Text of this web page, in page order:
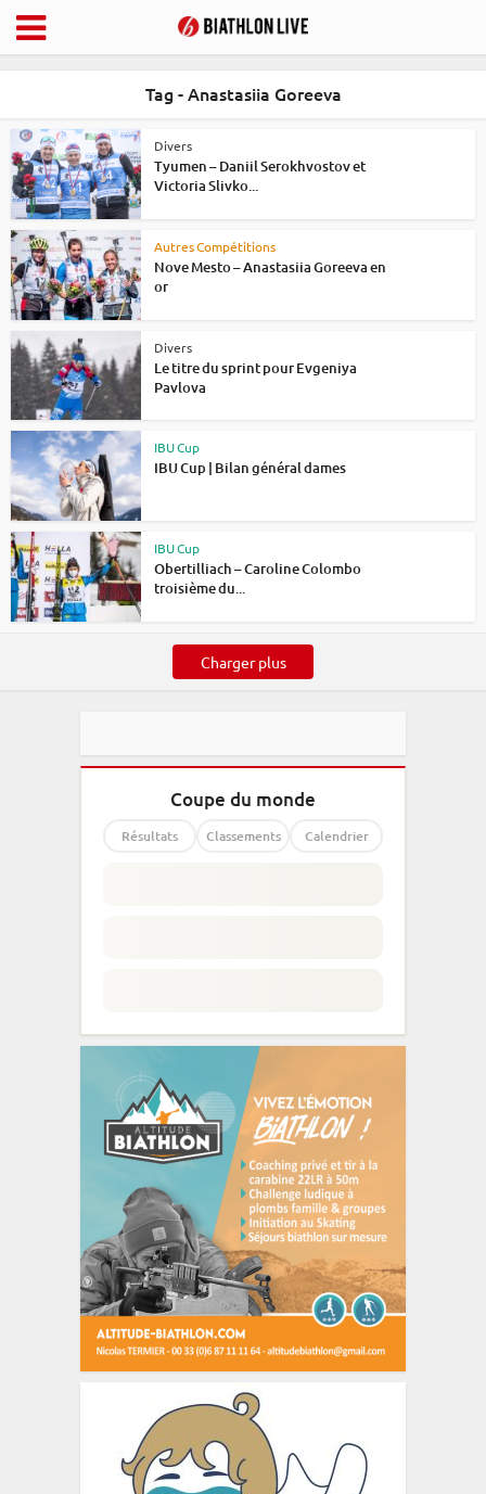
Tag - Anastasiia Goreeva
Divers
Tyumen – Daniil Serokhvostov et
Victoria Slivko...
Autres Compétitions
Nove Mesto – Anastasiia Goreeva en
or
Divers
Le titre du sprint pour Evgeniya
Pavlova
IBU Cup
IBU Cup | Bilan général dames
IBU Cup
Obertilliach – Caroline Colombo
troisième du...
Charger plus
Coupe du monde
Résultats Classements Calendrier